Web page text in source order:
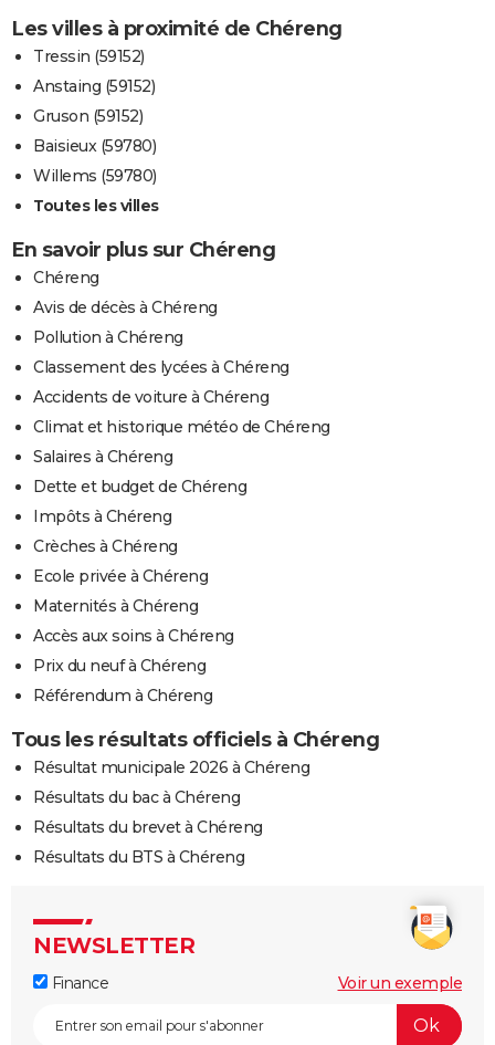
Les villes à proximité de Chéreng
Tressin (59152)
Anstaing (59152)
Gruson (59152)
Baisieux (59780)
Willems (59780)
Toutes les villes
En savoir plus sur Chéreng
Chéreng
Avis de décès à Chéreng
Pollution à Chéreng
Classement des lycées à Chéreng
Accidents de voiture à Chéreng
Climat et historique météo de Chéreng
Salaires à Chéreng
Dette et budget de Chéreng
Impôts à Chéreng
Crèches à Chéreng
Ecole privée à Chéreng
Maternités à Chéreng
Accès aux soins à Chéreng
Prix du neuf à Chéreng
Référendum à Chéreng
Tous les résultats officiels à Chéreng
Résultat municipale 2026 à Chéreng
Résultats du bac à Chéreng
Résultats du brevet à Chéreng
Résultats du BTS à Chéreng
NEWSLETTER
Finance Voir un exemple